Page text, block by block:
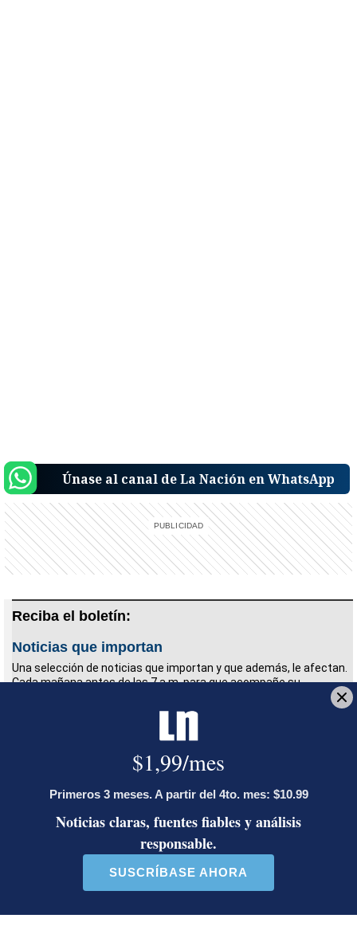
Únase al canal de La Nación en WhatsApp
Reciba el boletín:
Noticias que importan
Una selección de noticias que importan y que además, le afectan.
Cada mañana antes de las 7 a.m. para que acompañe su
Deseo recibir comunicaciones
Población ocupada ECE
INEC
Luis Enrique Brenes
Colectiva con énfasis en Periodismo de la